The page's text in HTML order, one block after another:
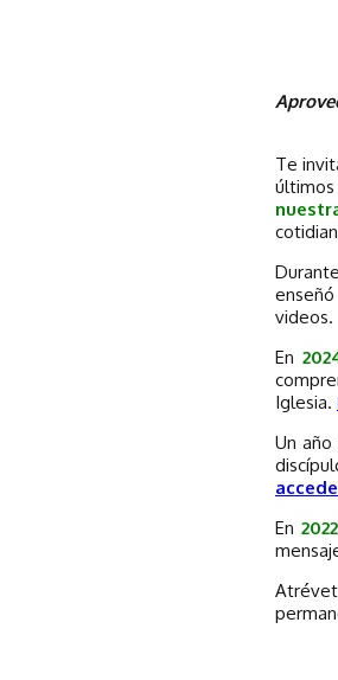
Te
últimos
Durante
videos.
En
Iglesia.
Un año
En